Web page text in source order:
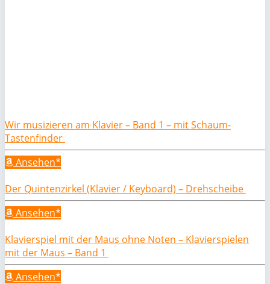
Wir musizieren am Klavier – Band 1 – mit Schaum-
Tastenfinder
Ansehen*
Der Quintenzirkel (Klavier / Keyboard) – Drehscheibe
Ansehen*
Klavierspiel mit der Maus ohne Noten – Klavierspielen
mit der Maus – Band 1
Ansehen*